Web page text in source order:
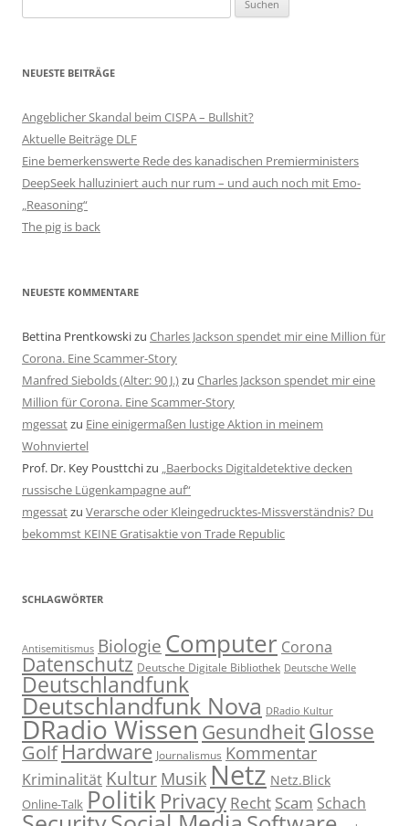
nach:
NEUESTE BEITRÄGE
Angeblicher Skandal beim CISPA – Bullshit?
Aktuelle Beiträge DLF
Eine bemerkenswerte Rede des kanadischen Premierministers
DeepSeek halluziniert auch nur rum – und auch noch mit Emo-
„Reasoning“
The pig is back
NEUESTE KOMMENTARE
Bettina Prentkowskizu Charles Jackson spendet mir eine Million für
Corona. Eine Scammer-Story
Manfred Siebolds (Alter: 90 J.)zu Charles Jackson spendet mir eine
Million für Corona. Eine Scammer-Story
mgessatzu Eine einigermaßen lustige Aktion in meinem
Wohnviertel
Prof. Dr. Key Pousttchizu „Baerbocks Digitaldetektive decken
russische Lügenkampagne auf“
mgessatzu Verarsche oder Kleingedrucktes-Missverständnis? Du
bekommst KEINE Gratisaktie von Trade Republic
SCHLAGWÖRTER
Antisemitismus Biologie Computer Corona
Datenschutz Deutsche Digitale Bibliothek Deutsche Welle
Deutschlandfunk
Deutschlandfunk Nova DRadio Kultur
DRadio WissenGesundheitGlosse
GolfHardware Journalismus Kommentar
Kriminalität Kultur Musik Netz Netz.Blick
Online-Talk Politik Privacy Recht Scam Schach